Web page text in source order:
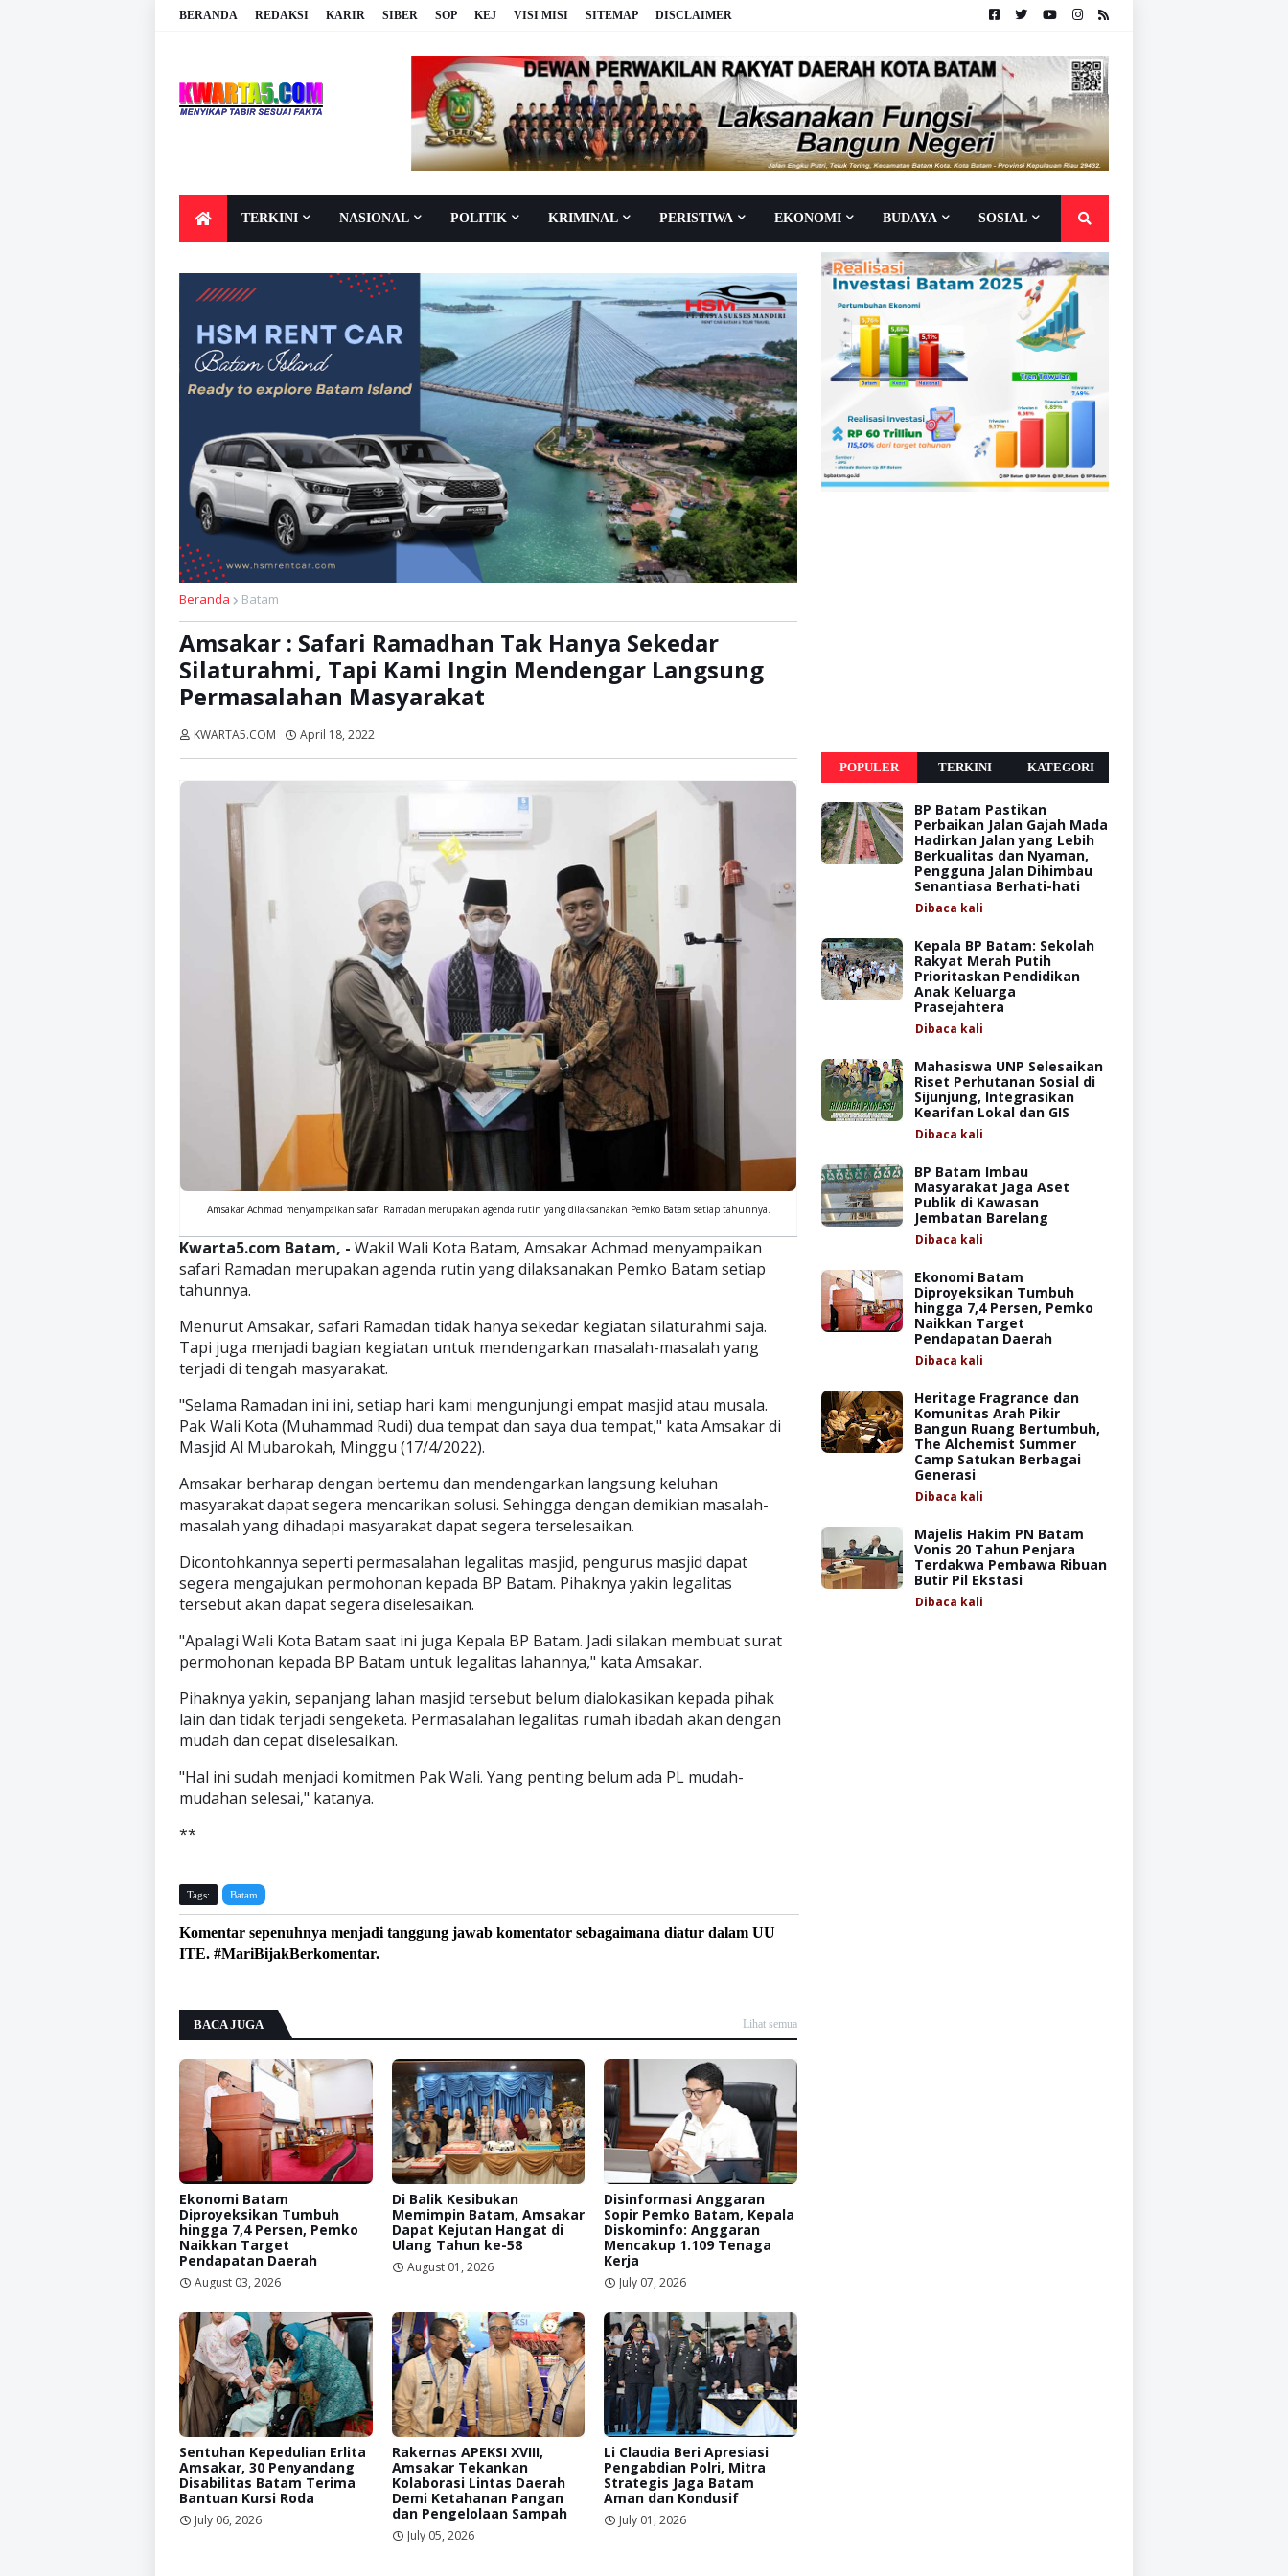
BERANDA REDAKSI KARIR SIBER SOP KEJ VISI MISI SITEMAP DISCLAIMER
TERKINI NASIONAL POLITIK KRIMINAL PERISTIWA EKONOMI BUDAYA SOSIAL
Beranda Batam
Amsakar : Safari Ramadhan Tak Hanya Sekedar
Silaturahmi, Tapi Kami Ingin Mendengar Langsung
Permasalahan Masyarakat
KWARTA5.COM April 18, 2022
Amsakar Achmad menyampaikan safari Ramadan merupakan agenda rutin yang dilaksanakan Pemko Batam setiap tahunnya.
Kwarta5.com Batam, - Wakil Wali Kota Batam, Amsakar Achmad menyampaikan
safari Ramadan merupakan agenda rutin yang dilaksanakan Pemko Batam setiap
tahunnya.
Menurut Amsakar, safari Ramadan tidak hanya sekedar kegiatan silaturahmi saja.
Tapi juga menjadi bagian kegiatan untuk mendengarkan masalah-masalah yang
terjadi di tengah masyarakat.
"Selama Ramadan ini ini, setiap hari kami mengunjungi empat masjid atau musala.
Pak Wali Kota (Muhammad Rudi) dua tempat dan saya dua tempat," kata Amsakar di
Masjid Al Mubarokah, Minggu (17/4/2022).
Amsakar berharap dengan bertemu dan mendengarkan langsung keluhan
masyarakat dapat segera mencarikan solusi. Sehingga dengan demikian masalah-
masalah yang dihadapi masyarakat dapat segera terselesaikan.
Dicontohkannya seperti permasalahan legalitas masjid, pengurus masjid dapat
segera mengajukan permohonan kepada BP Batam. Pihaknya yakin legalitas
tersebut akan dapat segera diselesaikan.
"Apalagi Wali Kota Batam saat ini juga Kepala BP Batam. Jadi silakan membuat surat
permohonan kepada BP Batam untuk legalitas lahannya," kata Amsakar.
Pihaknya yakin, sepanjang lahan masjid tersebut belum dialokasikan kepada pihak
lain dan tidak terjadi sengeketa. Permasalahan legalitas rumah ibadah akan dengan
mudah dan cepat diselesaikan.
"Hal ini sudah menjadi komitmen Pak Wali. Yang penting belum ada PL mudah-
mudahan selesai," katanya.
**
Tags: Batam
Komentar sepenuhnya menjadi tanggung jawab komentator sebagaimana diatur dalam UU
ITE. #MariBijakBerkomentar.
BACA JUGA Lihat semua
Ekonomi Batam
Diproyeksikan Tumbuh
hingga 7,4 Persen, Pemko
Naikkan Target
Pendapatan Daerah
August 03, 2026
Di Balik Kesibukan
Memimpin Batam, Amsakar
Dapat Kejutan Hangat di
Ulang Tahun ke-58
August 01, 2026
Disinformasi Anggaran
Sopir Pemko Batam, Kepala
Diskominfo: Anggaran
Mencakup 1.109 Tenaga
Kerja
July 07, 2026
Sentuhan Kepedulian Erlita
Amsakar, 30 Penyandang
Disabilitas Batam Terima
Bantuan Kursi Roda
July 06, 2026
Rakernas APEKSI XVIII,
Amsakar Tekankan
Kolaborasi Lintas Daerah
Demi Ketahanan Pangan
dan Pengelolaan Sampah
July 05, 2026
Li Claudia Beri Apresiasi
Pengabdian Polri, Mitra
Strategis Jaga Batam
Aman dan Kondusif
July 01, 2026
POPULER TERKINI KATEGORI
BP Batam Pastikan
Perbaikan Jalan Gajah Mada
Hadirkan Jalan yang Lebih
Berkualitas dan Nyaman,
Pengguna Jalan Dihimbau
Senantiasa Berhati-hati
Dibaca kali
Kepala BP Batam: Sekolah
Rakyat Merah Putih
Prioritaskan Pendidikan
Anak Keluarga
Prasejahtera
Dibaca kali
Mahasiswa UNP Selesaikan
Riset Perhutanan Sosial di
Sijunjung, Integrasikan
Kearifan Lokal dan GIS
Dibaca kali
BP Batam Imbau
Masyarakat Jaga Aset
Publik di Kawasan
Jembatan Barelang
Dibaca kali
Ekonomi Batam
Diproyeksikan Tumbuh
hingga 7,4 Persen, Pemko
Naikkan Target
Pendapatan Daerah
Dibaca kali
Heritage Fragrance dan
Komunitas Arah Pikir
Bangun Ruang Bertumbuh,
The Alchemist Summer
Camp Satukan Berbagai
Generasi
Dibaca kali
Majelis Hakim PN Batam
Vonis 20 Tahun Penjara
Terdakwa Pembawa Ribuan
Butir Pil Ekstasi
Dibaca kali